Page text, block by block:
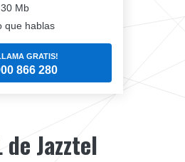
Mb
que hablas
GRATIS!
866 280
de Jazztel